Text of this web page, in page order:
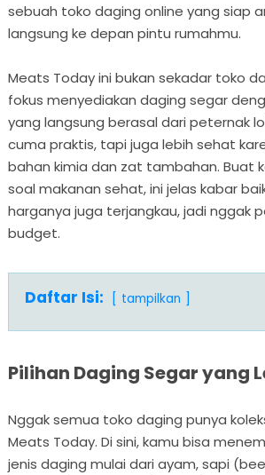
sebuah toko daging online yang siap
langsung ke depan pintu rumahmu.
Meats Today ini bukan sekadar toko
fokus menyediakan daging segar
yang langsung berasal dari peternak
cuma praktis, tapi juga lebih sehat
bahan kimia dan zat tambahan. Buat
soal makanan sehat, ini jelas kabar
harganya juga terjangkau, jadi nggak
budget.
Daftar Isi: tampilkan
Pilihan Daging Segar yang
Nggak semua toko daging punya
Meats Today. Di sini, kamu bisa
jenis daging mulai dari ayam, sapi